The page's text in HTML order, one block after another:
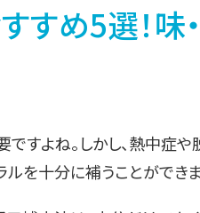
すめ5選！味
すよね。しかし、熱中症や
を十分に補うことができま